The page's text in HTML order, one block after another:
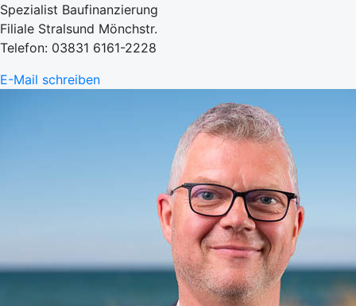
Spezialist Baufinanzierung
Filiale Stralsund Mönchstr.
Telefon: 03831 6161-2228
E-Mail schreiben